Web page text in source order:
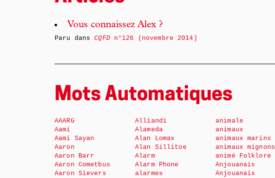
Vous connaissez Alex ?
Paru dansCQFDn°126 (novembre 2014)
Mots Automatiques
AAARG
Aami
Aami Sayan
Aaron
Aaron Barr
Aaron Cometbus
Aaron Sievers
Alliandi
Alameda
Alan Lomax
Alan Sillitoe
Alarm
Alarm Phone
alarmes
animale
animaux
animaux marins
animaux mignons
animé Folklore
Anjouanais
Anjouanais